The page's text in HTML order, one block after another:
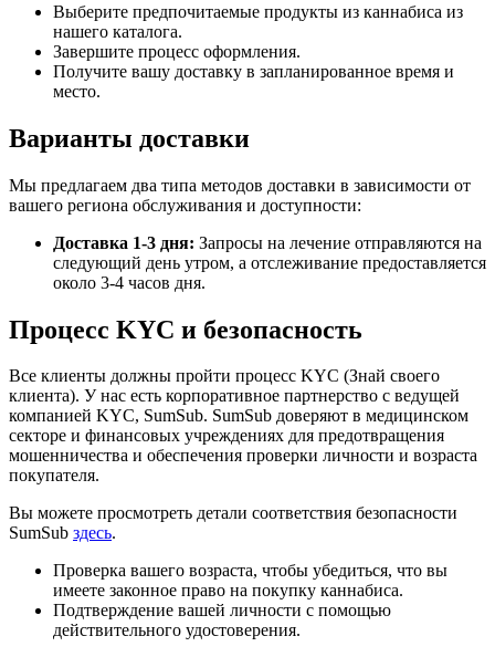
Выберите предпочитаемые продукты из каннабиса из
нашего каталога.
Завершите процесс оформления.
Получите вашу доставку в запланированное время и
место.
Варианты доставки
Мы предлагаем два типа методов доставки в зависимости от
вашего региона обслуживания и доступности:
Доставка 1-3 дня: Запросы на лечение отправляются на
следующий день утром, а отслеживание предоставляется
около 3-4 часов дня.
Процесс KYC и безопасность
Все клиенты должны пройти процесс KYC (Знай своего
клиента). У нас есть корпоративное партнерство с ведущей
компанией KYC, SumSub. SumSub доверяют в медицинском
секторе и финансовых учреждениях для предотвращения
мошенничества и обеспечения проверки личности и возраста
покупателя.
Вы можете просмотреть детали соответствия безопасности
SumSub здесь.
Проверка вашего возраста, чтобы убедиться, что вы
имеете законное право на покупку каннабиса.
Подтверждение вашей личности с помощью
действительного удостоверения.